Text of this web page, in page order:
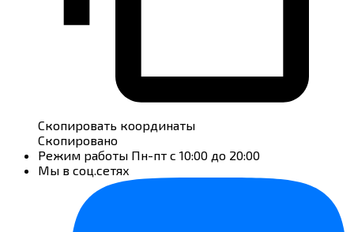
Скопировать координаты
Скопировано
Режим работы Пн-пт с 10:00 до 20:00
Мы в соц.сетях